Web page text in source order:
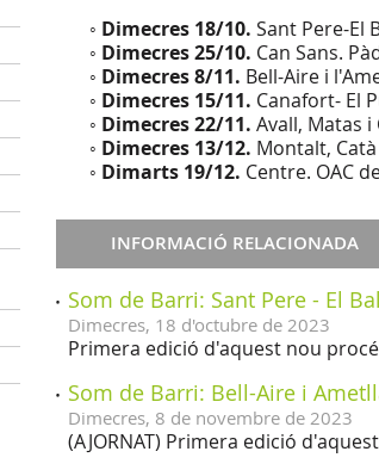
◦ Dimecres 18/10. Sant Pere-El
◦ Dimecres 25/10. Can Sans.
◦ Dimecres 8/11. Bell-Aire i
◦ Dimecres 15/11. Canafort- El
◦ Dimecres 22/11. Avall, Matas i
◦ Dimecres 13/12. Montalt,
◦ Dimarts 19/12. Centre. OAC
INFORMACIÓ RELACIONADA
Som de Barri: Sant Pere - El
Dimecres, 18 d'octubre de 2023
Primera edició d'aquest nou
Som de Barri: Bell-Aire i
Dimecres, 8 de novembre de 2023
(AJORNAT) Primera edició